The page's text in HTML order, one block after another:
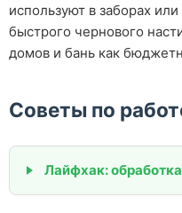
используют в заборах
быстрого чернового
домов и бань как
Советы по
Лайфхак: